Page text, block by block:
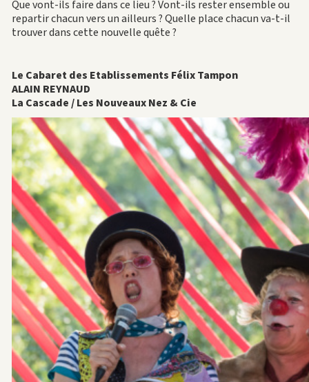
Que vont-ils faire dans ce lieu ? Vont-ils rester ensemble ou
repartir chacun vers un ailleurs ? Quelle place chacun va-t-il
trouver dans cette nouvelle quête ?
Le Cabaret des Etablissements Félix Tampon
ALAIN REYNAUD
La Cascade / Les Nouveaux Nez & Cie